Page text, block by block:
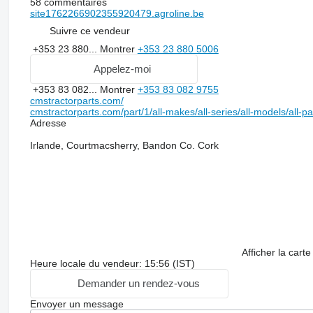
site1762266902355920479.agroline.be
Suivre ce vendeur
+353 23 880... Montrer +353 23 880 5006
Appelez-moi
+353 83 082... Montrer +353 83 082 9755
cmstractorparts.com/
cmstractorparts.com/part/1/all-makes/all-series/all-models/all-
Adresse
Irlande, Courtmacsherry, Bandon Co. Cork
Afficher la carte
Heure locale du vendeur: 15:56 (IST)
Demander un rendez-vous
Envoyer un message